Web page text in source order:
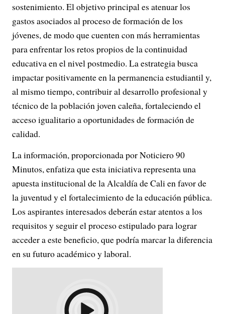
sostenimiento. El objetivo principal es atenuar los
gastos asociados al proceso de formación de los
jóvenes, de modo que cuenten con más herramientas
para enfrentar los retos propios de la continuidad
educativa en el nivel postmedio. La estrategia busca
impactar positivamente en la permanencia estudiantil y,
al mismo tiempo, contribuir al desarrollo profesional y
técnico de la población joven caleña, fortaleciendo el
acceso igualitario a oportunidades de formación de
calidad.
La información, proporcionada por Noticiero 90
Minutos, enfatiza que esta iniciativa representa una
apuesta institucional de la Alcaldía de Cali en favor de
la juventud y el fortalecimiento de la educación pública.
Los aspirantes interesados deberán estar atentos a los
requisitos y seguir el proceso estipulado para lograr
acceder a este beneficio, que podría marcar la diferencia
en su futuro académico y laboral.